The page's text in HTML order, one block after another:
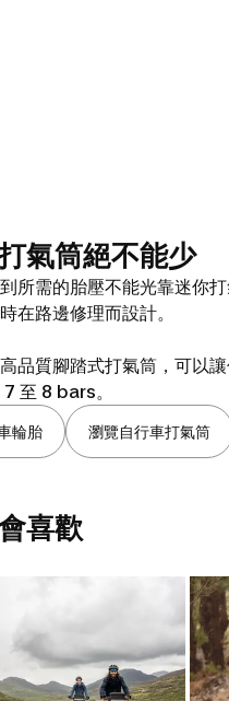
氣筒絕不能少
所需的胎壓不能光靠迷你
在路邊修理而設計。
品質腳踏式打氣筒，可以
至 8 bars。
輪胎 瀏覽自行車打氣筒
喜歡